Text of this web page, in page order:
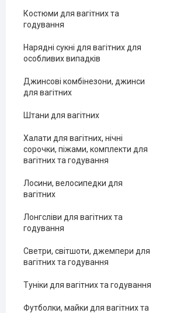
Костюми для вагітних та
годування
Нарядні сукні для вагітних для
особливих випадків
Джинсові комбінезони, джинси
для вагітних
Штани для вагітних
Халати для вагітних, нічні
сорочки, піжами, комплекти для
вагітних та годування
Лосини, велосипедки для
вагітних
Лонгсліви для вагітних та
годування
Светри, світшоти, джемпери для
вагітних та годування
Туніки для вагітних та годування
Футболки, майки для вагітних та